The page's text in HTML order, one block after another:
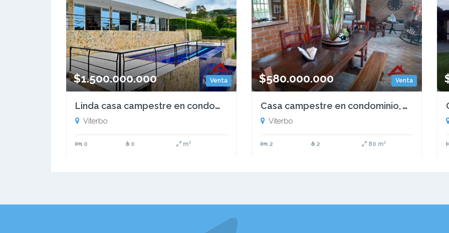
Venta
$1.500.000.000
Linda casa campestre en condominio a 15 min de Viterbo
Viterbo
0 0 m²
Venta
$580.000.000
Casa campestre en condominio, Viterbo, Caldas
Viterbo
2 2 80 m²